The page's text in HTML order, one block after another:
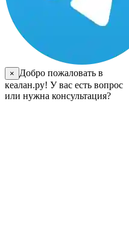
×
Добро пожаловать в
кеалан.ру! У вас есть вопрос
или нужна консультация?